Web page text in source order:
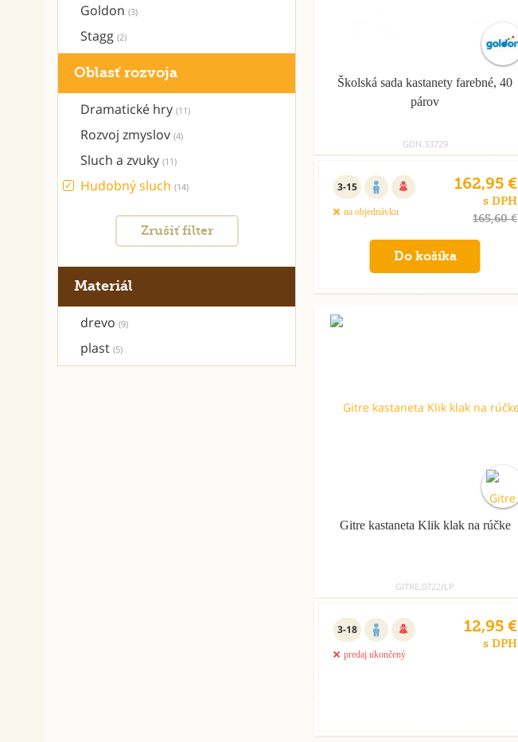
Goldon (3)
Stagg (2)
Oblasť rozvoja
Dramatické hry (11)
Rozvoj zmyslov (4)
Sluch a zvuky (11)
Hudobný sluch (14)
Zrušiť filter
Materiál
drevo (9)
plast (5)
Školská sada kastanety farebné, 40
párov
GDN.33729
3-15
na objednávku
162,95 €
s DPH
165,60 €
Gitre kastaneta Klik klak na rúčke
GITRE.0722/LP
3-18
predaj ukončený
12,95 €
s DPH